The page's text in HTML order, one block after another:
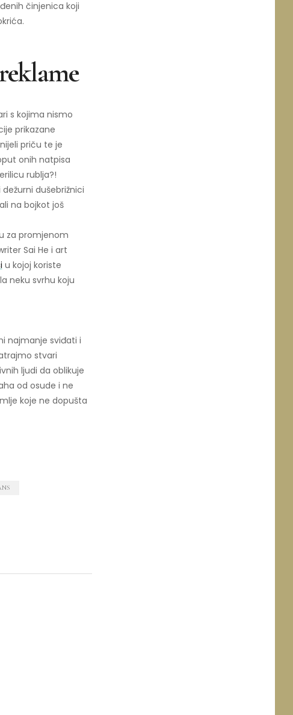
činjenica koji
s kojima nismo
prikazane
priču te je
onih natpisa
rublja?!
dušebrižnici
na bojkot još
za promjenom
Sai He i art
u kojoj koriste
neku svrhu koju
najmanje sviđati i
stvari
ljudi da oblikuje
od osude i ne
koje ne dopušta